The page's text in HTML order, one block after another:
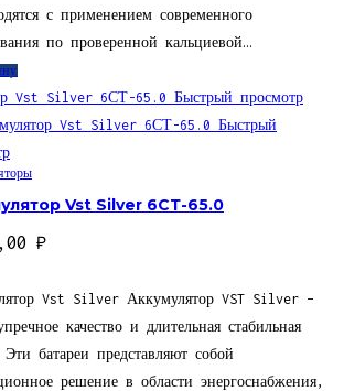
с применением современного
по проверенной кальциевой…
Быстрый просмотр
Быстрый
Vst Silver 6СТ-65.0
₽
Vst Silver Аккумулятор VST Silver –
качество и длительная стабильная
батареи представляют собой
решение в области энергоснабжения,